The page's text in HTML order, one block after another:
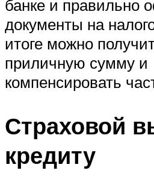
банке и правильно
документы на
итоге можно
приличную сумму и
компенсировать
Страховой
кредиту